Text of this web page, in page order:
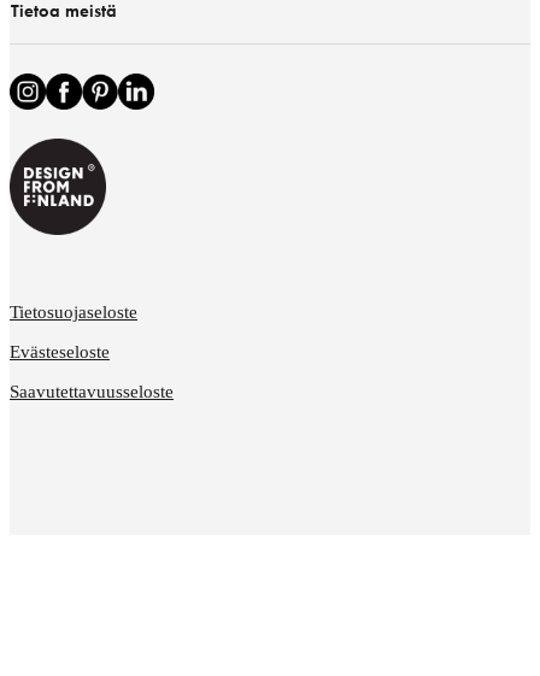
Tietoa meistä
Tietosuojaseloste
Evästeseloste
Saavutettavuusseloste